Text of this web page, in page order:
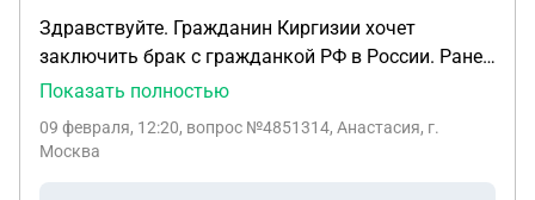
Здравствуйте. Гражданин Киргизии хочет
заключить брак с гражданкой РФ в России. Ранее
состоял в браке, заключение брака было в
о том что он не состоит в браке? Или достаточно
Показать полностью
09 февраля, 12:20, вопрос №4851314, Анастасия, г.
Москва